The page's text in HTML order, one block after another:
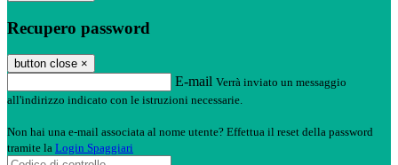
Recupero password
button close ×
E-mail Verrà inviato un messaggio
all'indirizzo indicato con le istruzioni necessarie.
Non hai una e-mail associata al nome utente? Effettua il reset della password
tramite la Login Spaggiari